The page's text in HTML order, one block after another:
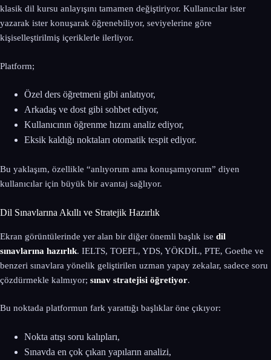
klasik dil kursu anlayışını tamamen değiştiriyor. Kullanıcılar ister
yazarak ister konuşarak öğrenebiliyor, seviyelerine göre
kişiselleştirilmiş içeriklerle ilerliyor.
Platform;
Özel ders öğretmeni gibi anlatıyor,
Arkadaş ve dost gibi sohbet ediyor,
Kullanıcının öğrenme hızını analiz ediyor,
Eksik kaldığı noktaları otomatik tespit ediyor.
Bu yaklaşım, özellikle “anlıyorum ama konuşamıyorum” diyen
kullanıcılar için büyük bir avantaj sağlıyor.
Dil Sınavlarına Akıllı ve Stratejik Hazırlık
Ekran görüntülerinde yer alan bir diğer önemli başlık ise dil
sınavlarına hazırlık. IELTS, TOEFL, YDS, YÖKDİL, PTE, Goethe ve
benzeri sınavlara yönelik geliştirilen uzman yapay zekalar, sadece soru
çözdürmekle kalmıyor; sınav stratejisi öğretiyor.
Bu noktada platformun fark yarattığı başlıklar öne çıkıyor:
Nokta atışı soru kalıpları,
Sınavda en çok çıkan yapıların analizi,